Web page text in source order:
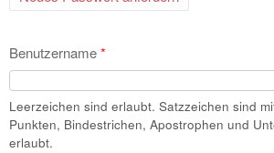
Benutzername*
Leerzeichen sind erlaubt. Satzzeichen sind
Punkten, Bindestrichen, Apostrophen und
erlaubt.